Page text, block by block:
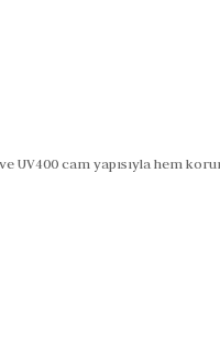
UV400 cam yapısıyla hem